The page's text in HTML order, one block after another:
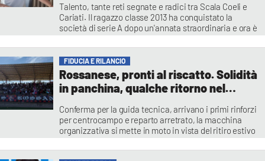
calabrese
Talento, tante reti segnate e radici tra Scala Coeli e
Cariati. Il ragazzo classe 2013 ha conquistato la
società di serie A dopo un'annata straordinaria e ora è
Redazione Sport
FIDUCIA E RILANCIO
Rossanese, pronti al riscatto. Solidità
in panchina, qualche ritorno nel
Conferma per la guida tecnica, arrivano i primi rinforzi
per centrocampo e reparto arretrato, la macchina
organizzativa si mette in moto in vista del ritiro estivo